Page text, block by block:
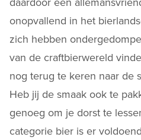
onopvallend in het
zich hebben
van de craftbierwereld
nog terug te keren naar de
Heb jij de smaak ook te
genoeg om je dorst te
categorie bier is er